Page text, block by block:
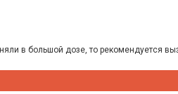
в большой дозе, то рекомендуется